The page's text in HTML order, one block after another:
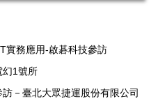
實務應用-啟碁科技參訪
幻1號所
－臺北大眾捷運股份有限公司